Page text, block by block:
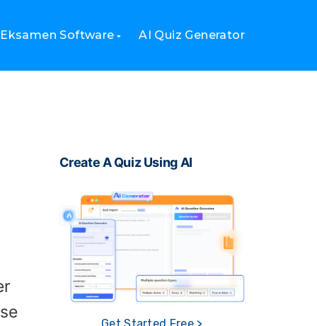
Software AI Quiz Generator
Create A Quiz Using AI